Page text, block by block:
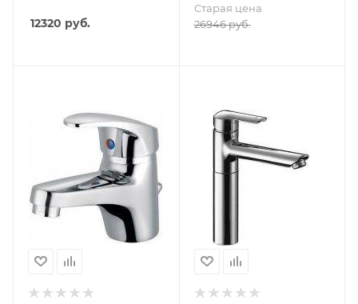
12320 руб.
Старая цена
26946руб.